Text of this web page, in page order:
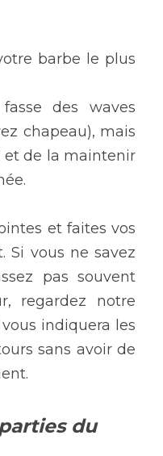
barbe le plus
des waves
chapeau), mais
de la maintenir
et faites vos
Si vous ne savez
pas souvent
vous indiquera les
sans avoir de
du